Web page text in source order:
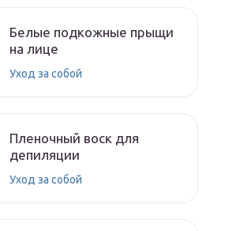
Белые подкожные прыщи
на лице
Уход за собой
Пленочный воск для
депиляции
Уход за собой